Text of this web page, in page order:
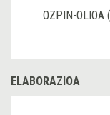
OZPIN-OLIOA
ELABORAZIOA